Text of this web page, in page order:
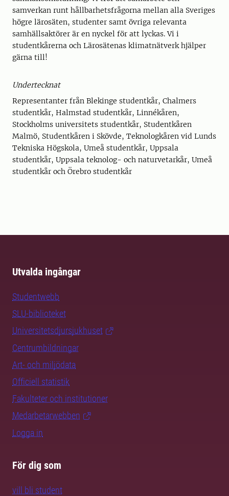
samverkan runt hållbarhetsfrågorna mellan alla Sveriges
högre lärosäten, studenter samt övriga relevanta
samhällsaktörer är en nyckel för att lyckas. Vi i
studentkårerna och Lärosätenas klimatnätverk hjälper
gärna till!
Undertecknat
Representanter från Blekinge studentkår, Chalmers
studentkår, Halmstad studentkår, Linnékåren,
Stockholms universitets studentkår, Studentkåren
Malmö, Studentkåren i Skövde, Teknologkåren vid Lunds
Tekniska Högskola, Umeå studentkår, Uppsala
studentkår, Uppsala teknolog- och naturvetarkår, Umeå
studentkår och Örebro studentkår
Utvalda ingångar
Studentwebb
SLU-biblioteket
Universitetsdjursjukhuset
Centrumbildningar
Art- och miljödata
Officiell statistik
Fakulteter och institutioner
Medarbetarwebben
Logga in
För dig som
vill bli student